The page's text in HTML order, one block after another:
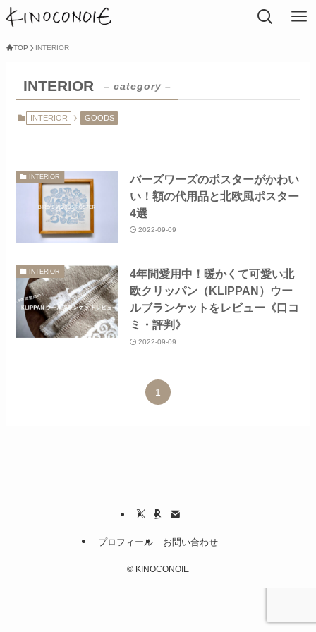
TOP INTERIOR
INTERIOR – category –
INTERIOR GOODS
INTERIOR
バーズワーズのポスターがかわい
い！額の代用品と北欧風ポスター
4選
2022-09-09
INTERIOR
4年間愛用中！暖かくて可愛い北
欧クリッパン（KLIPPAN）ウー
ルブランケットをレビュー《口コ
ミ・評判》
2022-09-09
1
プロフィール お問い合わせ
© KINOCONOIE